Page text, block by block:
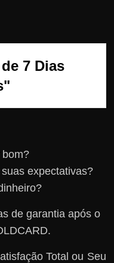
7 Dias
expectativas?
de garantia após o
Total ou Seu